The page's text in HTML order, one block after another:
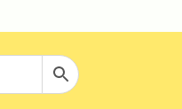
μας!